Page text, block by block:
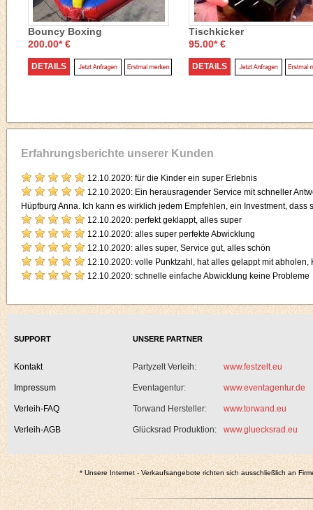
Bouncy Boxing
200.00* €
DETAILS
Tischkicker
95.00* €
DETAILS
Erfahrungsberichte unserer Kunden
12.10.2020: für die Kinder ein super Erlebnis
12.10.2020: Ein herausragender Service mit schneller
Hüpfburg Anna. Ich kann es wirklich jedem Empfehlen, ein Investment,
12.10.2020: perfekt geklappt, alles super
12.10.2020: alles super perfekte Abwicklung
12.10.2020: alles super, Service gut, alles schön
12.10.2020: volle Punktzahl, hat alles gelappt mit abholen,
12.10.2020: schnelle einfache Abwicklung keine Probleme
SUPPORT
Kontakt
Impressum
Verleih-FAQ
Verleih-AGB
UNSERE PARTNER
Partyzelt Verleih: www.festzelt.eu
Eventagentur: www.eventagentur.de
Torwand Hersteller: www.torwand.eu
Glücksrad Produktion: www.gluecksrad.eu
* Unsere Internet - Verkaufsangebote richten sich ausschließlich an